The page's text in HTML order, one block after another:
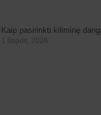
Kaip pasirinkti kiliminę
1 liepos, 2026